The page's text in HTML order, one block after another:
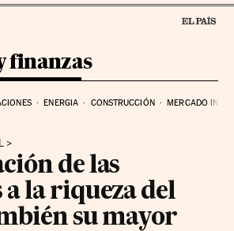
finanzas
ENERGIA CONSTRUCCIÓN MERCADO
de las
a la riqueza del
su mayor